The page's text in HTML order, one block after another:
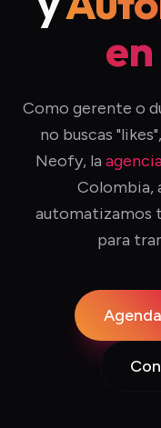
Como gerente o
no buscas
Neofy, la
Colombia,
automatizamos
para